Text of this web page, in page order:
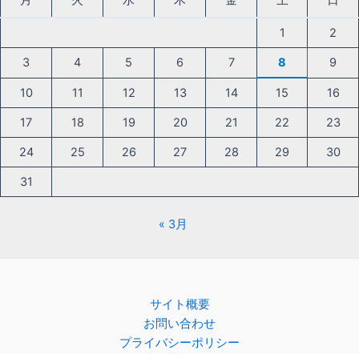
1 2
3 4 5 6 7 8 9
10 11 12 13 14 15 16
17 18 19 20 21 22 23
24 25 26 27 28 29 30
31
« 3月
サイト概要
お問い合わせ
プライバシーポリシー